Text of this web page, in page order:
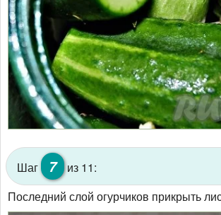
Шаг 7
из 11:
Последний слой огурчиков прикрыть